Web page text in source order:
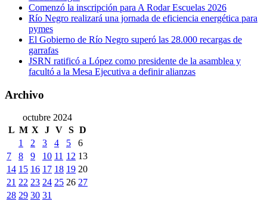
Comenzó la inscripción para A Rodar Escuelas 2026
Río Negro realizará una jornada de eficiencia energética para
pymes
El Gobierno de Río Negro superó las 28.000 recargas de
garrafas
JSRN ratificó a López como presidente de la asamblea y
facultó a la Mesa Ejecutiva a definir alianzas
Archivo
octubre 2024
L M X J V S D
1
2 3 4 5
6
7
8 9 10 11 12 13
14 15 16 17 18 19 20
21 22 23 24 25 26 27
28 29 30 31